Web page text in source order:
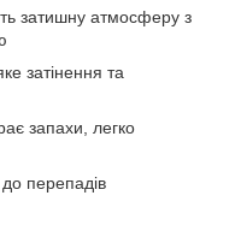
затишну атмосферу з
затінення та
запахи, легко
до перепадів